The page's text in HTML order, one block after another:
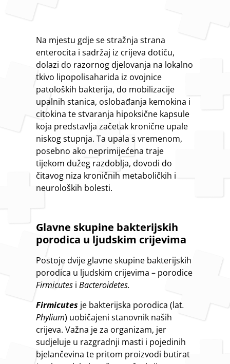
Na mjestu gdje se stražnja strana
enterocita i sadržaj iz crijeva dotiču,
dolazi do razornog djelovanja na lokalno
tkivo lipopolisaharida iz ovojnice
patoloških bakterija, do mobilizacije
upalnih stanica, oslobađanja kemokina i
citokina te stvaranja hipoksične kapsule
koja predstavlja začetak kronične upale
niskog stupnja. Ta upala s vremenom,
posebno ako neprimijećena traje
tijekom dužeg razdoblja, dovodi do
čitavog niza kroničnih metaboličkih i
neuroloških bolesti.
Glavne skupine bakterijskih
porodica u ljudskim crijevima
Postoje dvije glavne skupine bakterijskih
porodica u ljudskim crijevima – porodice
Firmicutes iBacteroidetes.
Firmicutes je bakterijska porodica (lat.
Phylium) uobičajeni stanovnik naših
crijeva. Važna je za organizam, jer
sudjeluje u razgradnji masti i pojedinih
bjelančevina te pritom proizvodi butirat